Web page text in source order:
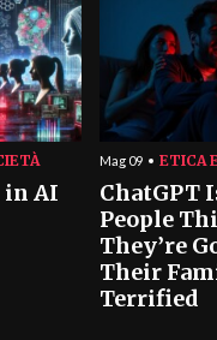
in AI
Mag 09 ETICA
ChatGPT
People
They’re
Their
Terrified